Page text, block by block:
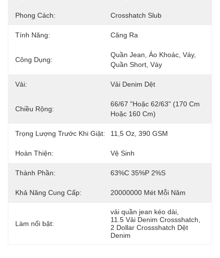
Phong Cách: Crosshatch Slub
Tính Năng: Căng Ra
Công Dụng:
Quần Jean, Áo Khoác, Váy,
Quần Short, Váy
Vải: Vải Denim Dệt
Chiều Rộng:
66/67 "hoặc 62/63" (170 Cm
Hoặc 160 Cm)
Trọng Lượng Trước Khi Giặt: 11,5 Oz, 390 GSM
Hoàn Thiện: Vệ Sinh
Thành Phần: 63%C 35%p 2%s
Khả Năng Cung Cấp: 20000000 Mét Mỗi Năm
Làm nổi bật:
vải quần jean kéo dài
11.5 Vải Denim Crossshatch
2 Dollar Crossshatch Dệt
Denim